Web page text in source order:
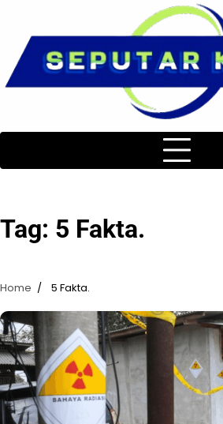
content
Tag: 5 Fakta.
Home 5 Fakta.